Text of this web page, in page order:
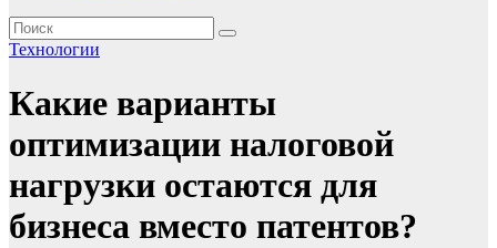
Технологии
Какие варианты
оптимизации налоговой
нагрузки остаются для
бизнеса вместо патентов?